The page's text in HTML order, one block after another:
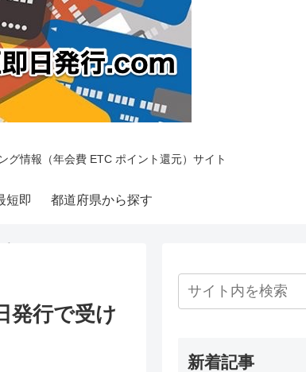
グ情報（年会費 ETC ポイント還元）サイト
短即
！
都道府県から探す
発行で受け
新着記事